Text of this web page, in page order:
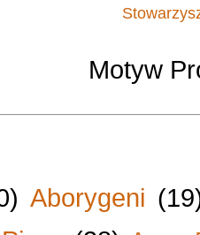
Motyw
Aborygeni